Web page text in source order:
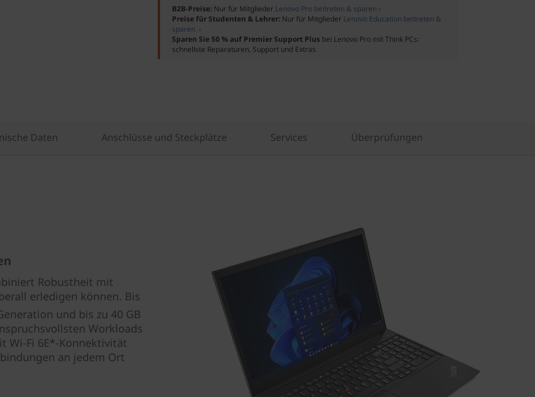
B2B-Preise: Nur für Mitglieder Lenovo Pro beitreten & sparen ›
Preise für Studenten & Lehrer: Nur für Mitglieder Lenovo Education beitreten &
sparen ›
Sparen Sie 50 % auf Premier Support Plus bei Lenovo Pro mit Think PCs:
schnellste Reparaturen, Support und Extras
Daten Anschlüsse und Steckplätze Services Überprüfungen
Robustheit mit
erledigen können. Bis
und bis zu 40 GB
Workloads
Wi-Fi 6E*-Konnektivität
an jedem Ort